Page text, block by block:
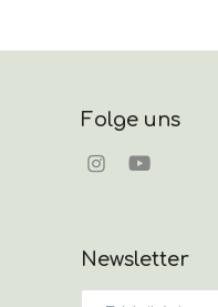
Folge uns
Newsletter